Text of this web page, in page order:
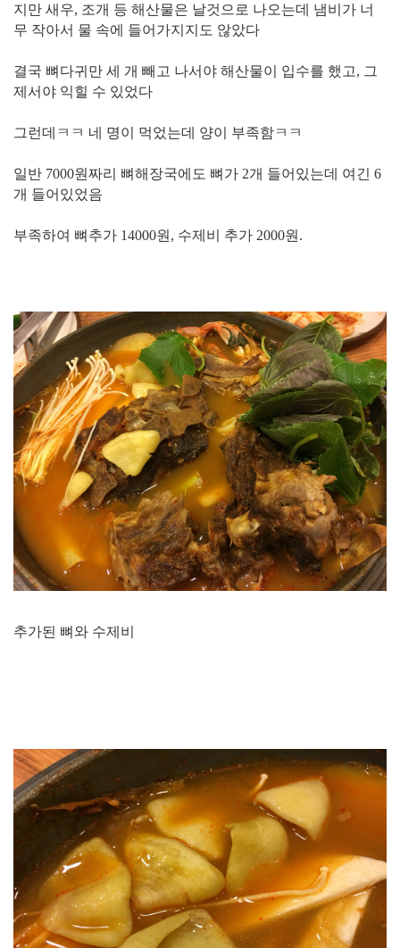
지만 새우, 조개 등 해산물은 날것으로 나오는데 냄비가 너
무 작아서 물 속에 들어가지지도 않았다
결국 뼈다귀만 세 개 빼고 나서야 해산물이 입수를 했고, 그
제서야 익힐 수 있었다
그런데ㅋㅋ 네 명이 먹었는데 양이 부족함ㅋㅋ
일반 7000원짜리 뼈해장국에도 뼈가 2개 들어있는데 여긴 6
개 들어있었음
부족하여 뼈추가 14000원, 수제비 추가 2000원.
추가된 뼈와 수제비